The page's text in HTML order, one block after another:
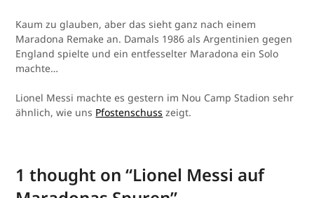
Kaum zu glauben, aber das sieht ganz nach einem
Maradona Remake an. Damals 1986 als Argentinien gegen
England spielte und ein entfesselter Maradona ein Solo
machte…
Lionel Messi machte es gestern im Nou Camp Stadion sehr
ähnlich, wie uns Pfostenschuss zeigt.
1 thought on “Lionel Messi auf